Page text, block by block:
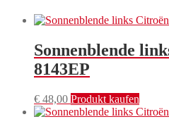
Sonnenblende
8143EP
€ 48,00 Produkt kaufen